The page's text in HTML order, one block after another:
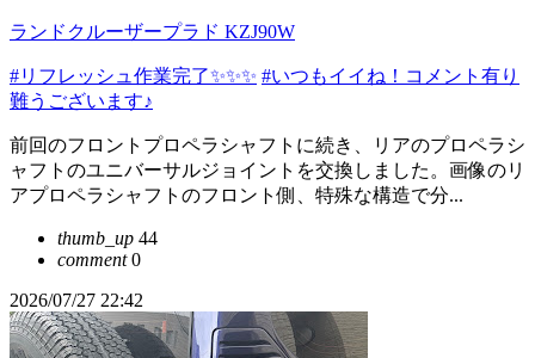
ランドクルーザープラド KZJ90W
#リフレッシュ作業完了✨✨✨ #いつもイイね！コメント有り
難うございます♪
前回のフロントプロペラシャフトに続き、リアのプロペラシ
ャフトのユニバーサルジョイントを交換しました。画像のリ
アプロペラシャフトのフロント側、特殊な構造で分...
thumb_up 44
comment0
2026/07/27 22:42